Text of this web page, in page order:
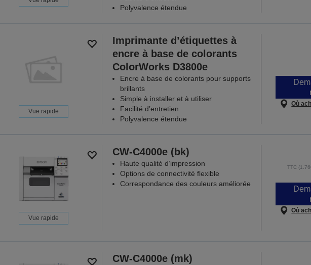
Polyvalence étendue
Vue rapide
Imprimante d’étiquettes à
encre à base de colorants
ColorWorks D3800e
Encre à base de colorants pour supports
brillants
Simple à installer et à utiliser
Facilité d’entretien
Polyvalence étendue
Où
Vue rapide
CW-C4000e (bk)
Haute qualité d’impression
Options de connectivité flexible
Correspondance des couleurs améliorée
TTC
Où
CW-C4000e (mk)